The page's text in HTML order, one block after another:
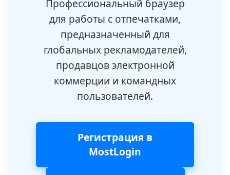
Профессиональный браузер
для работы с отпечатками,
предназначенный для
глобальных рекламодателей,
продавцов электронной
коммерции и командных
пользователей.
Регистрация в
MostLogin